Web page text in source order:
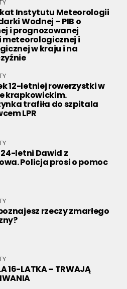
Instytutu Meteorologii
Wodnej – PIB o
i prognozowanej
i
w kraju i na
12-letniej rowerzystki w
krapkowickim.
trafiła do szpitala
LPR
24-letni Dawid z
Policja prosi o pomoc
rzeczy zmarłego
16-LATKA – TRWAJĄ